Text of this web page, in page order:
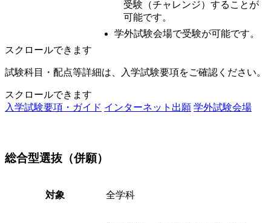
受験（チャレンジ）することが
可能です。
学外試験会場で受験が可能です。
スクロールできます
試験科目・配点等詳細は、入学試験要項をご確認ください。
スクロールできます
入学試験要項・ガイド インターネット出願 学外試験会場
総合型選抜（併願）
対象 全学科